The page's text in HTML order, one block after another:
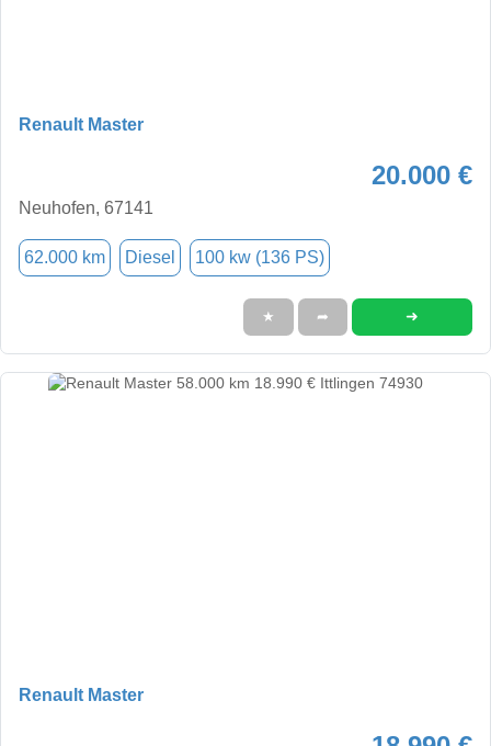
Renault Master
20.000 €
Neuhofen, 67141
62.000 km Diesel 100 kw (136 PS)
★ ➦ ➜
Renault Master